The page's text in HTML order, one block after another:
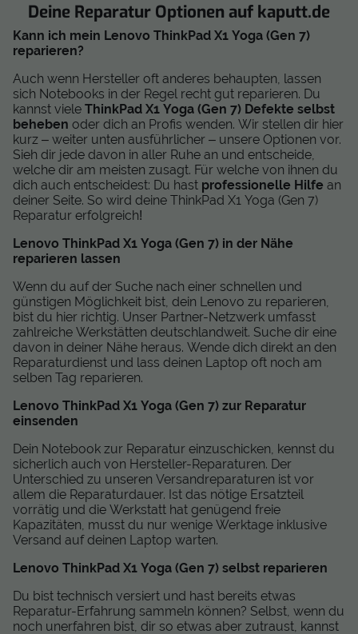
Deine Reparatur Optionen auf kaputt.de
Kann ich mein Lenovo ThinkPad X1 Yoga (Gen 7)
reparieren?
Auch wenn Hersteller oft anderes behaupten, lassen
sich Notebooks in der Regel recht gut reparieren. Du
kannst viele ThinkPad X1 Yoga (Gen 7) Defekte selbst
beheben oder dich an Profis wenden. Wir stellen dir hier
kurz – weiter unten ausführlicher – unsere Optionen vor.
Sieh dir jede davon in aller Ruhe an und entscheide,
welche dir am meisten zusagt. Für welche von ihnen du
dich auch entscheidest: Du hast professionelle Hilfe an
deiner Seite. So wird deine ThinkPad X1 Yoga (Gen 7)
Reparatur erfolgreich!
Lenovo ThinkPad X1 Yoga (Gen 7) in der Nähe
reparieren lassen
Wenn du auf der Suche nach einer schnellen und
günstigen Möglichkeit bist, dein Lenovo zu reparieren,
bist du hier richtig. Unser Partner-Netzwerk umfasst
zahlreiche Werkstätten deutschlandweit. Suche dir eine
davon in deiner Nähe heraus. Wende dich direkt an den
Reparaturdienst und lass deinen Laptop oft noch am
selben Tag reparieren.
Lenovo ThinkPad X1 Yoga (Gen 7) zur Reparatur
einsenden
Dein Notebook zur Reparatur einzuschicken, kennst du
sicherlich auch von Hersteller-Reparaturen. Der
Unterschied zu unseren Versandreparaturen ist vor
allem die Reparaturdauer. Ist das nötige Ersatzteil
vorrätig und die Werkstatt hat genügend freie
Kapazitäten, musst du nur wenige Werktage inklusive
Versand auf deinen Laptop warten.
Lenovo ThinkPad X1 Yoga (Gen 7) selbst reparieren
Du bist technisch versiert und hast bereits etwas
Reparatur-Erfahrung sammeln können? Selbst, wenn du
noch unerfahren bist, dir so etwas aber zutraust, kannst